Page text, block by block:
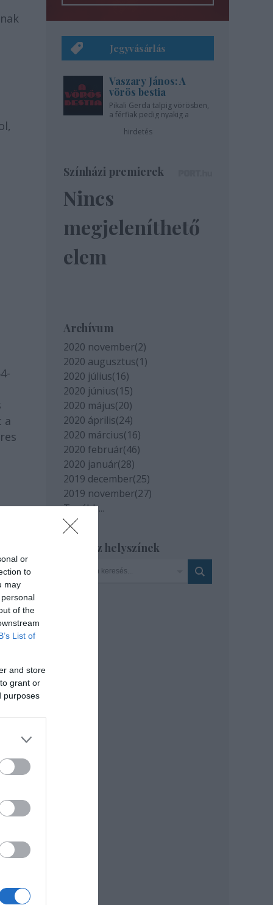
or
to
may
of the
List of
and store
grant or
purposes
a
sok
Jegyvásárlás
Vaszary János: A
vörös bestia
Pikali Gerda talpig vörösben,
a férfiak pedig nyakig a
hirdetés
Színházi premierek
Nincs
megjeleníthető
elem
Archívum
2020 november(2)
2020 augusztus(1)
2020 július(16)
2020 június(15)
2020 május(20)
2020 április(24)
2020 március(16)
2020 február(46)
2020 január(28)
2019 december(25)
2019 november(27)
Tovább...
Szinház helyszínek